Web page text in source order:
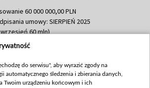
60 000 000,00 PLN
umowy: SIERPIEŃ 2025
60 mln)
635 783 051,21 PLN
100 mln, październik 350
265 mln)
do serwisu", aby wyrazić zgody na
automatycznego śledzenia i zbierania danych,
Twoim urządzeniu końcowym i ich